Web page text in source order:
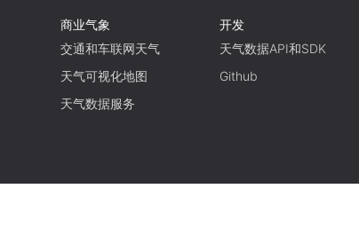
商业气象
交通和车联网天气
天气可视化地图
天气数据服务
开发
天气数据API和SDK
Github